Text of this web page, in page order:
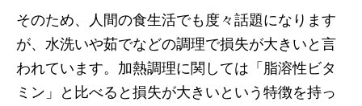
そのため、人間の食生活でも度々話題になります
が、水洗いや茹でなどの調理で損失が大きいと言
われています。加熱調理に関しては「脂溶性ビタ
ミン」と比べると損失が大きいという特徴を持っ